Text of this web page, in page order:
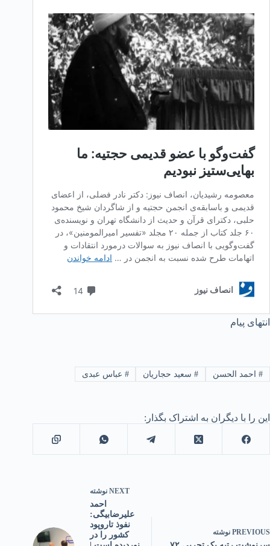
انتهای پیام
#احمد الحسن #سعید حجاریان # عباس عبدی
این را با دیگران به اشتراک بگذار:
PREVIOUS نوشته
NEXT نوشته
احمد
علیرضابیگی:
نفوذ تاروپود
کشور را در